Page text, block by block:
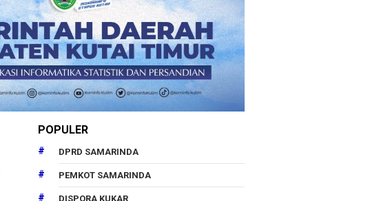
POPULER
DPRD SAMARINDA
PEMKOT SAMARINDA
DISPORA KUKAR